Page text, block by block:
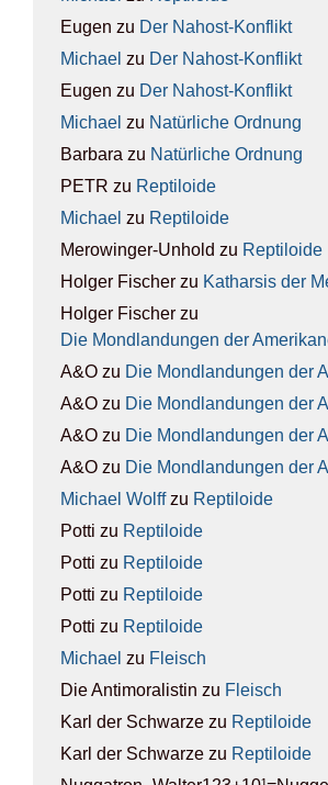
Eugen zu Der Nah­ost-Kon­flikt
Michael zu Der Nah­ost-Kon­flikt
Eugen zu Der Nah­ost-Kon­flikt
Michael zu Natür­li­che Ord­nung
Barbara zu Natür­li­che Ord­nung
PETR zu Rep­ti­lo­ide
Michael zu Rep­ti­lo­ide
Merowinger-Unhold zu Rep­ti­lo­ide
Holger Fischer zu Kathar­sis der
Holger Fischer zu
Die Mond­lan­dun­gen der
A&O zu Die Mond­lan­dun­gen der
A&O zu Die Mond­lan­dun­gen der
A&O zu Die Mond­lan­dun­gen der
A&O zu Die Mond­lan­dun­gen der
Michael Wolffzu Rep­ti­lo­ide
Potti zu Rep­ti­lo­ide
Potti zu Rep­ti­lo­ide
Potti zu Rep­ti­lo­ide
Potti zu Rep­ti­lo­ide
Michael zu Fleisch
Die Antimoralistin zu Fleisch
Karl der Schwarze zu Rep­ti­lo­ide
Karl der Schwarze zu Rep­ti­lo­ide